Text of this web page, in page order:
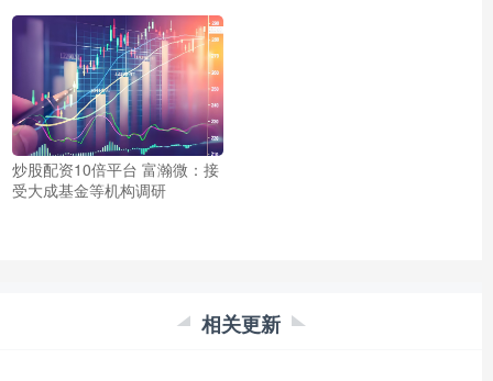
炒股配资10倍平台 富瀚微：接
受大成基金等机构调研
相关更新